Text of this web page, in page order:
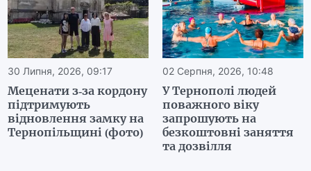
30 Липня, 2026, 09:17
Меценати з-за кордону
підтримують
відновлення замку на
Тернопільщині (фото)
02 Серпня, 2026, 10:48
У Тернополі людей
поважного віку
запрошують на
безкоштовні заняття
та дозвілля